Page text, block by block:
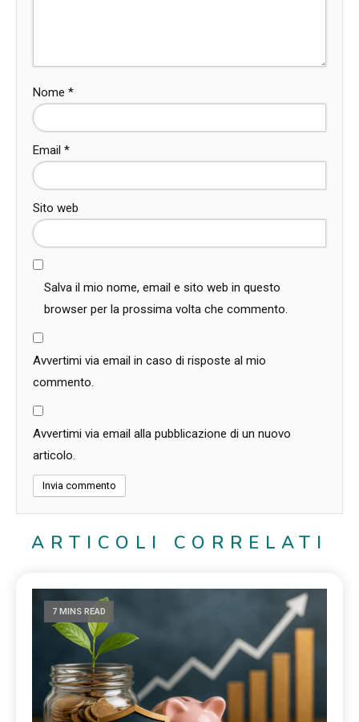
Nome *
Email *
Sito web
Salva il mio nome, email e sito web in questo
browser per la prossima volta che commento.
Avvertimi via email in caso di risposte al mio
commento.
Avvertimi via email alla pubblicazione di un nuovo
articolo.
ARTICOLI CORRELATI
7 MINS READ